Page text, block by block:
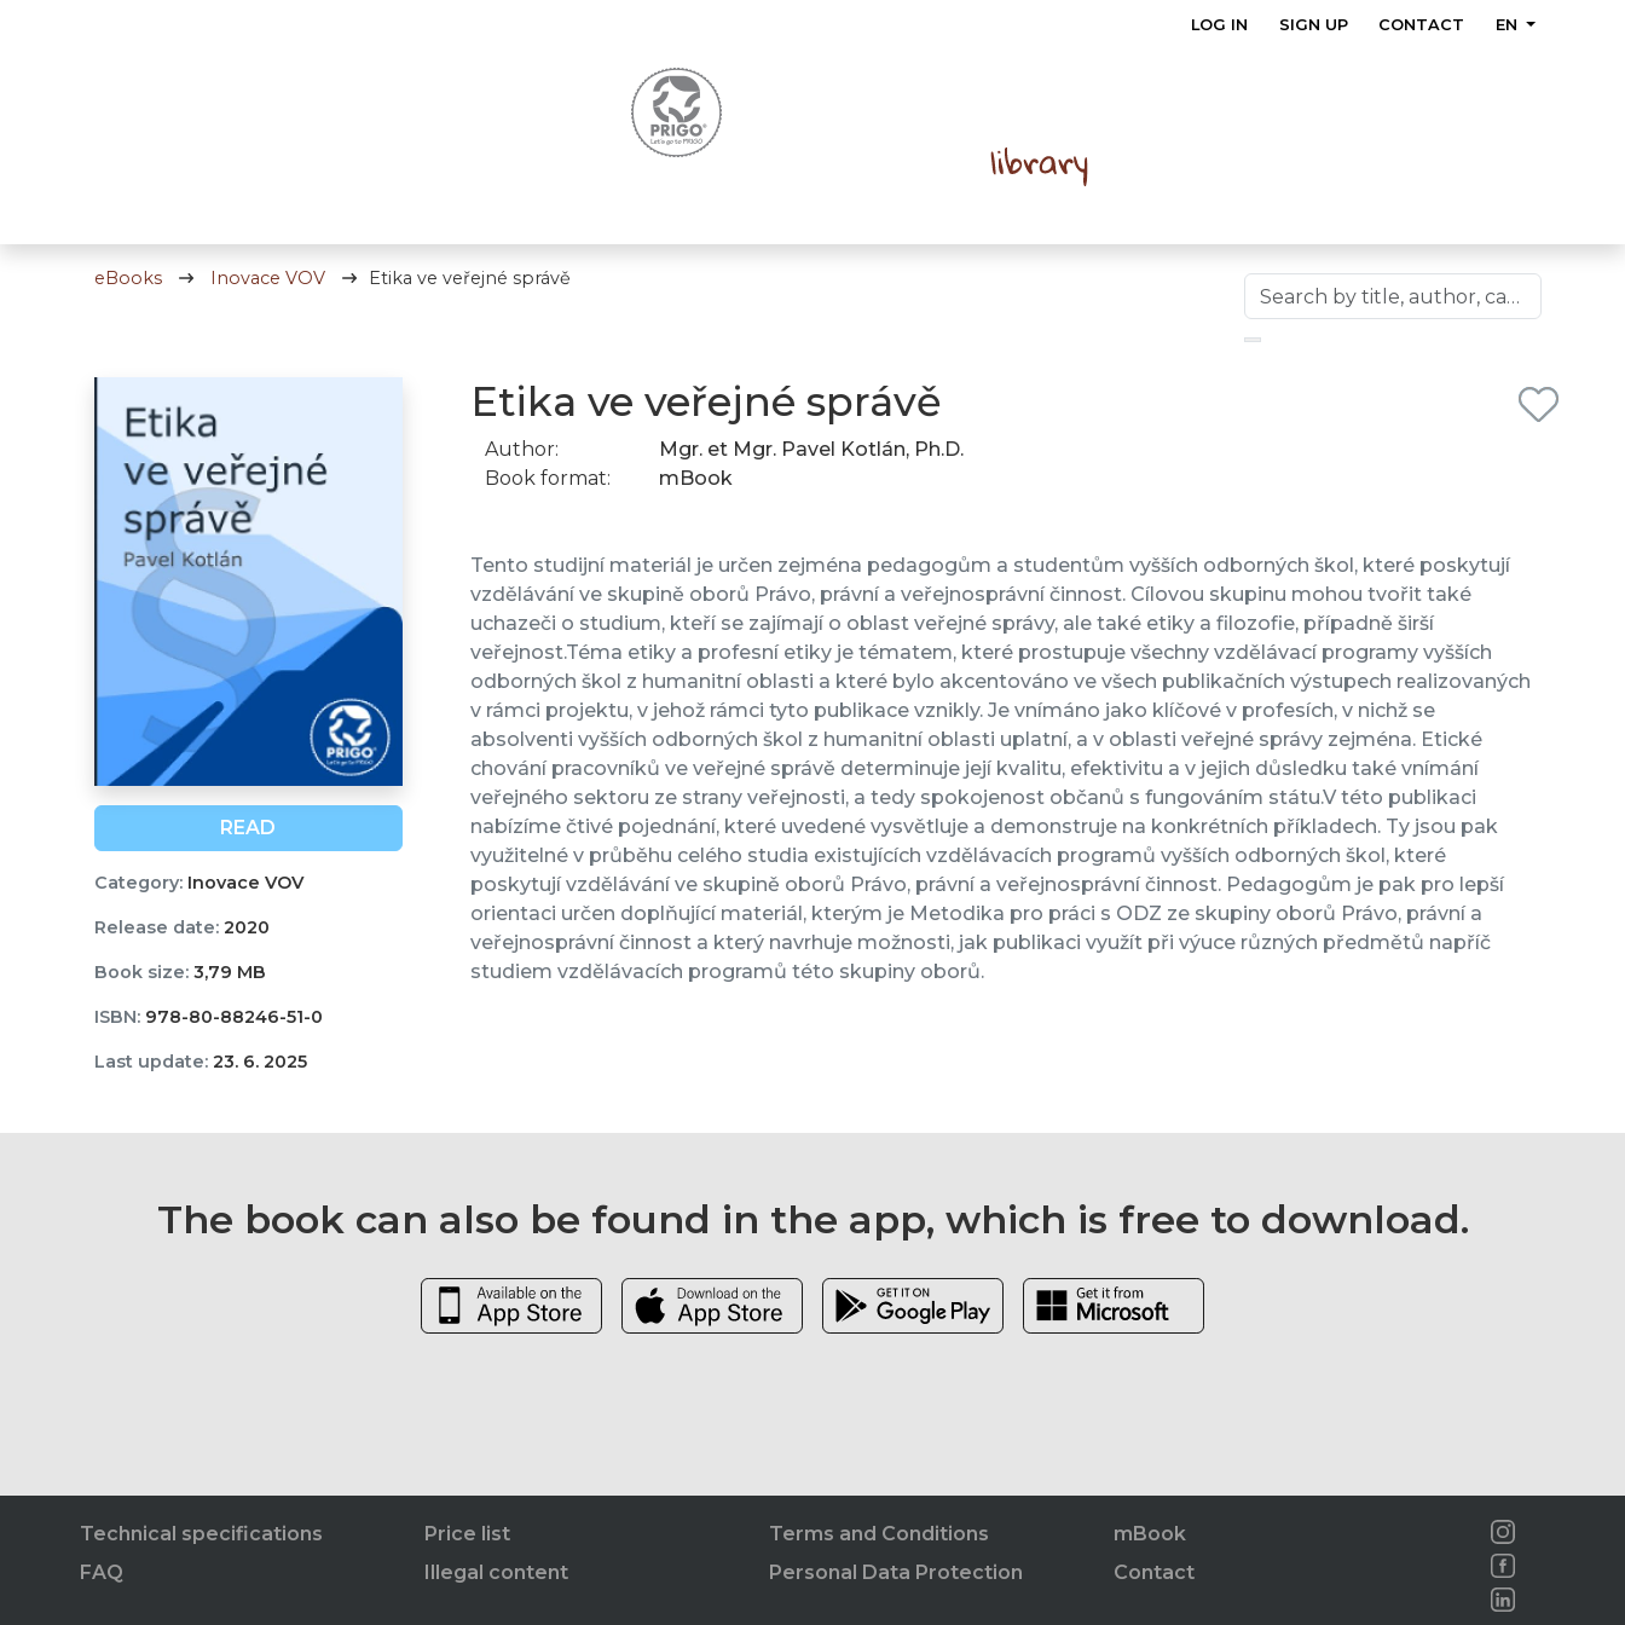
LOG IN SIGN UP CONTACT EN
eBooks Inovace VOV Etika ve veřejné správě
READ
Category:Inovace VOV
Release date:2020
Book size:3,79 MB
ISBN:978-80-88246-51-0
Last update:23. 6. 2025
Etika ve veřejné správě
Author:
Mgr. et Mgr. Pavel Kotlán, Ph.D.
Book format:
mBook
Tento studijní materiál je určen zejména pedagogům a studentům vyšších odborných škol, které poskytují
vzdělávání ve skupině oborů Právo, právní a veřejnosprávní činnost. Cílovou skupinu mohou tvořit také
uchazeči o studium, kteří se zajímají o oblast veřejné správy, ale také etiky a filozofie, případně širší
veřejnost.Téma etiky a profesní etiky je tématem, které prostupuje všechny vzdělávací programy vyšších
odborných škol z humanitní oblasti a které bylo akcentováno ve všech publikačních výstupech realizovaných
v rámci projektu, v jehož rámci tyto publikace vznikly. Je vnímáno jako klíčové v profesích, v nichž se
absolventi vyšších odborných škol z humanitní oblasti uplatní, a v oblasti veřejné správy zejména. Etické
chování pracovníků ve veřejné správě determinuje její kvalitu, efektivitu a v jejich důsledku také vnímání
veřejného sektoru ze strany veřejnosti, a tedy spokojenost občanů s fungováním státu.V této publikaci
nabízíme čtivé pojednání, které uvedené vysvětluje a demonstruje na konkrétních příkladech. Ty jsou pak
využitelné v průběhu celého studia existujících vzdělávacích programů vyšších odborných škol, které
poskytují vzdělávání ve skupině oborů Právo, právní a veřejnosprávní činnost. Pedagogům je pak pro lepší
orientaci určen doplňující materiál, kterým je Metodika pro práci s ODZ ze skupiny oborů Právo, právní a
veřejnosprávní činnost a který navrhuje možnosti, jak publikaci využít při výuce různých předmětů napříč
studiem vzdělávacích programů této skupiny oborů.
The book can also be found in the app, which is free to download.
Technical specifications
FAQ
Price list
Illegal content
Terms and Conditions
Personal Data Protection
mBook
Contact